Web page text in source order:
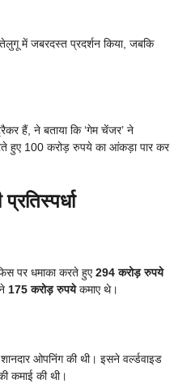
में जबरदस्त प्रदर्शन किया, जबकि
हैं, ने बताया कि ‘गेम चेंजर’ ने
हुए 100 करोड़ रुपये का आंकड़ा पार कर
पर धमाका करते हुए294 करोड़ रुपये
175 करोड़ रुपयेकमाए थे।
ओपनिंग की थी। इसने वर्ल्डवाइड
कमाई की थी।